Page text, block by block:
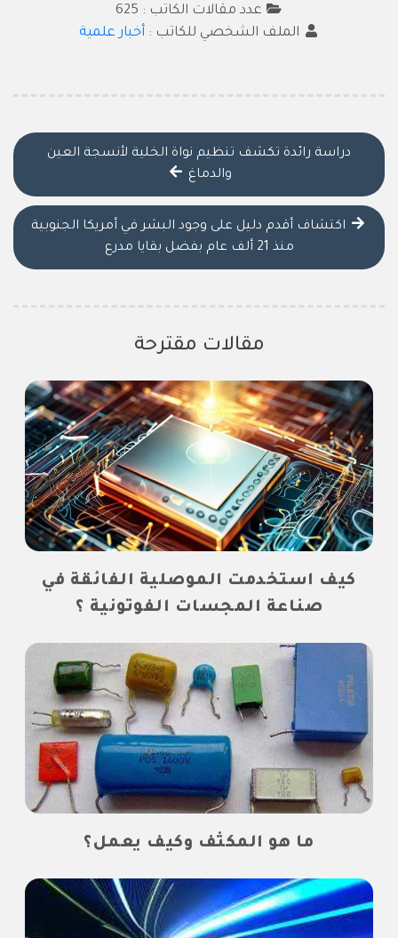
عدد مقالات الكاتب : 625
الملف الشخصي للكاتب : أخبار علمية
دراسة رائدة تكشف تنظيم نواة الخلية لأنسجة العين
والدماغ
اكتشاف أقدم دليل على وجود البشر في أمريكا الجنوبية
منذ 21 ألف عام بفضل بقايا مدرع
مقالات مقترحة
كيف استخدمت الموصلية الفائقة في
صناعة المجسات الفوتونية ؟
ما هو المكثف وكيف يعمل؟